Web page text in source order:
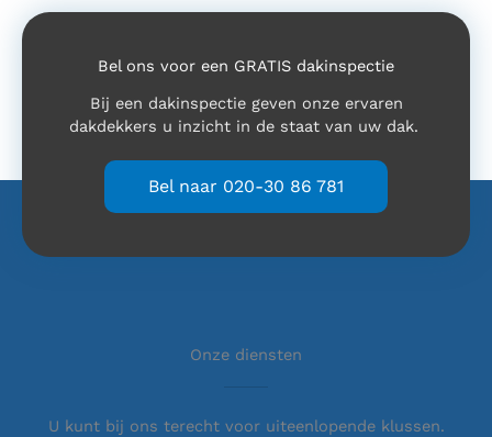
Bel ons voor een GRATIS dakinspectie
Bij een dakinspectie geven onze ervaren
dakdekkers u inzicht in de staat van uw dak.
Bel naar 020-30 86 781
Onze diensten
U kunt bij ons terecht voor uiteenlopende klussen.